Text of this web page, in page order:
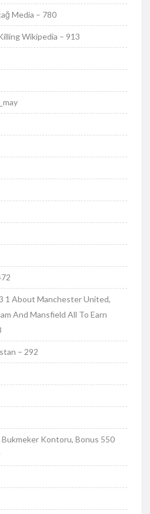
Media – 780
Wikipedia – 913
1 About Manchester United,
And Mansfield All To Earn
– 292
Kontoru, Bonus 550